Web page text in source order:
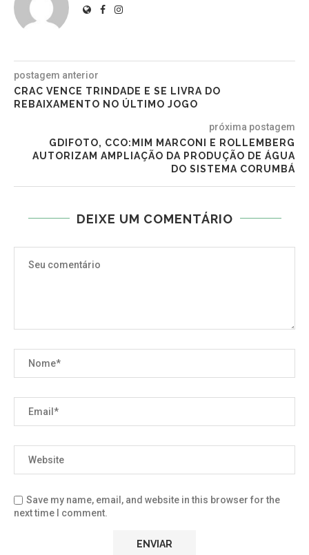
postagem anterior
CRAC VENCE TRINDADE E SE LIVRA DO
REBAIXAMENTO NO ÚLTIMO JOGO
próxima postagem
GDIFOTO, CCO:MIM MARCONI E ROLLEMBERG
AUTORIZAM AMPLIAÇÃO DA PRODUÇÃO DE ÁGUA
DO SISTEMA CORUMBÁ
DEIXE UM COMENTÁRIO
Save my name, email, and website in this browser for the
next time I comment.